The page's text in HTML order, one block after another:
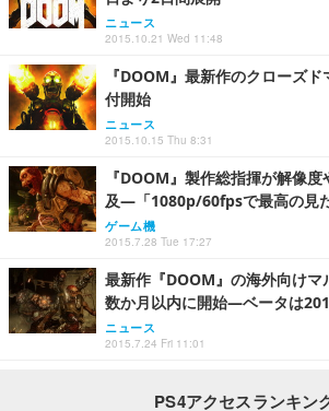
ニュース
2015.10.21 Wed 11:48
『DOOM』最新作のクローズ
付開始
ニュース
2015.10.15 Thu 8:31
『DOOM』製作総指揮が解像
及―「1080p/60fpsで最高の見
ゲーム機
2015.7.28 Tue 17:27
最新作『DOOM』の海外向けマ
数か月以内に開始―ベータは
ニュース
2015.7.24 Fri 11:01
PS4アクセスランキン